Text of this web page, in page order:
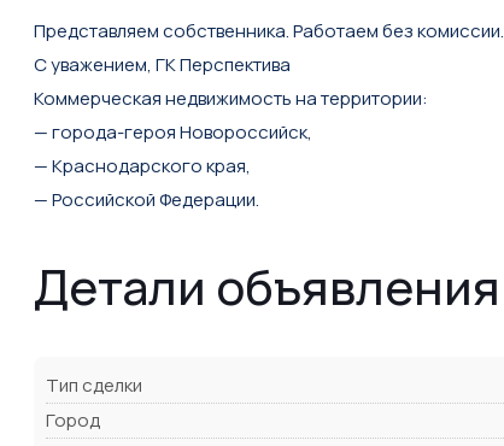
Представляем собственника. Работаем без комиссии.
С уважением, ГК Перспектива
Коммерческая недвижимость на территории:
— города-героя Новороссийск,
— Краснодарского края,
— Российской Федерации.
Детали объявления
Тип сделки
Город